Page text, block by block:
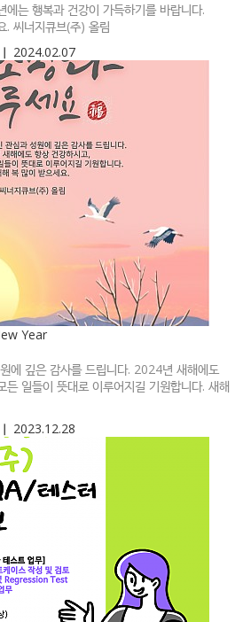
는 행복과 건강이 가득하기를 바랍니다.
. 씨너지큐브(주) 올림
2024.02.07
Year
에 깊은 감사를 드립니다. 2024년 새해에도
든 일들이 뜻대로 이루어지길 기원합니다. 새해
2023.12.28